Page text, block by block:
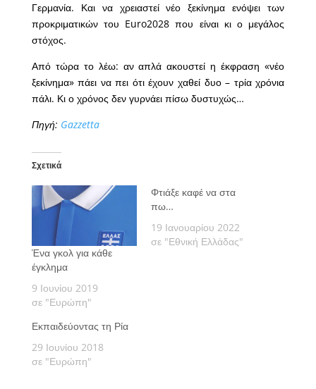
Γερμανία. Και να χρειαστεί νέο ξεκίνημα ενόψει των
προκριματικών του Euro2028 που είναι κι ο μεγάλος
στόχος.
Από τώρα το λέω: αν απλά ακουστεί η έκφραση «νέο
ξεκίνημα» πάει να πει ότι έχουν χαθεί δυο – τρία χρόνια
πάλι. Κι ο χρόνος δεν γυρνάει πίσω δυστυχώς…
Πηγή: Gazzetta
Σχετικά
Ένα γκολ για κάθε
έγκλημα
9 Ιουνίου 2019
σε "Ευρώπη"
Φτιάξε καφέ να στα
πω…
19 Ιανουαρίου 2022
σε "Εθνική Ελλάδας"
Εκπαιδεύοντας τη Ρία
29 Ιουνίου 2018
σε "Ευρώπη"